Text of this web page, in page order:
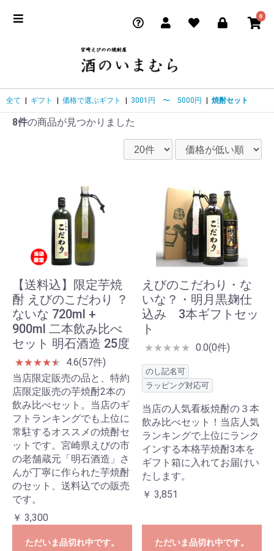
0
全て ギフト 価格で選ぶギフト 3001円 〜 5000円 焼酎セット
8件の商品が見つかりました
【送料込】限定芋焼
酎 えびのこだわり ？
ないな 720ml +
900ml 二本飲み比べ
セット 明石酒造 25度
★★★★★
★
4.6(57件)
当店限定販売の品と、特約
店限定販売の芋焼酎2本の
飲み比べセット。当店のギ
フトランキングでも上位に
常駐するオススメの焼酎セ
ットです。宮崎県えびの市
の老舗蔵元「明石酒造」さ
んが丁寧に作られた芋焼酎
のセット、送料込での販売
です。
￥ 3,300
ただいま品切れ中です。
えびのこだわり・な
いな？・明月黒麹仕
込み 3本ギフトセッ
ト
★★★★★ 0.0(0件)
のし記名可
ラッピング対応可
当店の人気看板焼酎の３本
飲み比べセット！当店人気
ランキングで上位にランク
インする本格芋焼酎3本を
ギフト箱に入れてお届けい
たします。
￥ 3,851
ただいま品切れ中です。